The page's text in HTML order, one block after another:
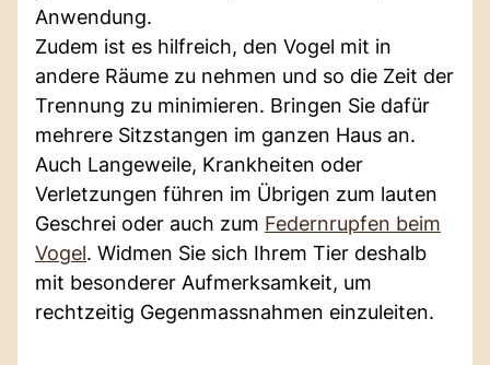
Anwendung.
Zudem ist es hilfreich, den Vogel mit in
andere Räume zu nehmen und so die Zeit der
Trennung zu minimieren. Bringen Sie dafür
mehrere Sitzstangen im ganzen Haus an.
Auch Langeweile, Krankheiten oder
Verletzungen führen im Übrigen zum lauten
Geschrei oder auch zum Federnrupfen beim
Vogel. Widmen Sie sich Ihrem Tier deshalb
mit besonderer Aufmerksamkeit, um
rechtzeitig Gegenmassnahmen einzuleiten.